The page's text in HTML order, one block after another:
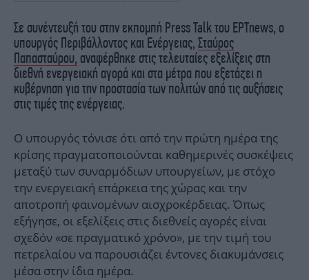
Σε συνέντευξή του στην εκπομπή Press Talk του ΕΡΤnews, ο
υπουργός Περιβάλλοντος και Ενέργειας, Σταύρος
Παπασταύρου, αναφέρθηκε στις τελευταίες εξελίξεις στη
διεθνή ενεργειακή αγορά και στα μέτρα που εξετάζει η
κυβέρνηση για την προστασία των πολιτών από τις αυξήσεις
στις τιμές της ενέργειας.
Ο υπουργός τόνισε ότι από την πρώτη ημέρα της
κρίσης πραγματοποιούνται καθημερινές συσκέψεις
μεταξύ των συναρμόδιων υπουργείων, με στόχο
την ενεργειακή επάρκεια της χώρας και την
αποτροπή φαινομένων αισχροκέρδειας. Όπως
εξήγησε, οι εξελίξεις στις διεθνείς αγορές είναι
σχεδόν «σε πραγματικό χρόνο», με την τιμή του
πετρελαίου να παρουσιάζει έντονες διακυμάνσεις
μέσα στην ίδια ημέρα.